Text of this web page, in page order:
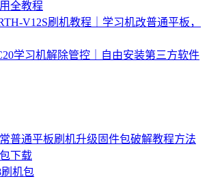
全教程
V12S刷机教程｜学习机改普通平板，
学习机解除管控｜自由安装第三方软件
普通平板刷机升级固件包破解教程方法
下载
刷机包